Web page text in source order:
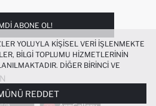
ABONE OL!
YOLUYLA KIŞISEL VERI IŞLENMEKTE
BILGI TOPLUMU HIZMETLERININ
DIĞER BIRINCI VE
SIZE DAHA IYI BIR ALIŞVERIŞ
DAHA IŞLEVSEL KILINMASI VE
VERMENIZ HALINDE, SIZLERE
REDDET